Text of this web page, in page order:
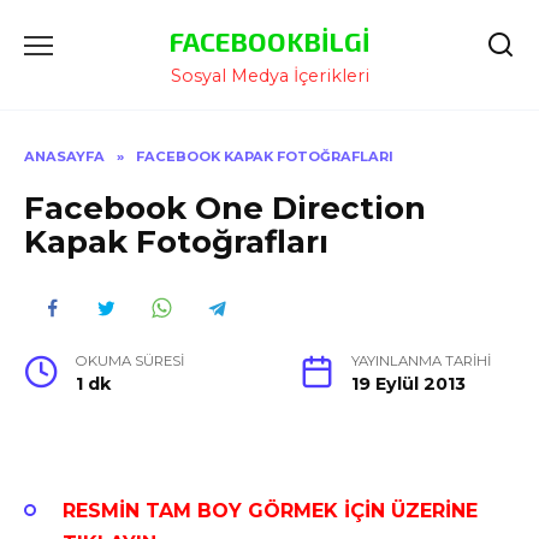
Atla
FACEBOOKBILGI
Sosyal Medya İçerikleri
ANASAYFA » FACEBOOK KAPAK FOTOĞRAFLARI
Facebook One Direction
Kapak Fotoğrafları
OKUMA SÜRESI
1 dk
YAYINLANMA TARIHI
19 Eylül 2013
RESMİN TAM BOY GÖRMEK İÇİN ÜZERİNE